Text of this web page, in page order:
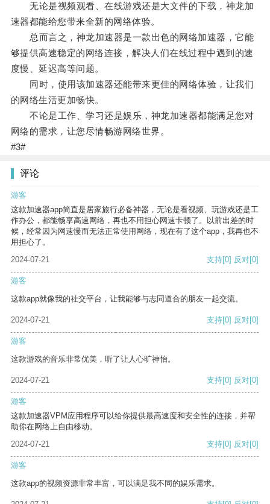
无论是视频观看、在线游戏还是大文件的下载，神龙加
速器都能给您带来全新的网络体验。
总而言之，神龙加速器是一款出色的网络加速器，它能
够提供高速稳定的网络连接，解决人们在线过程中遇到的速
度慢、延迟高等问题。
同时，使用该加速器还能带来更佳的网络体验，让我们
的网络生活更加畅快。
不论是工作、学习还是娱乐，神龙加速器都能满足您对
网络的需求，让您尽情畅游网络世界。
#3#
评论
游客
这款加速器app简直是居家旅行必备神器，无论是看视频、玩游戏还是工
作办公，都能畅享高速网络，再也不用担心网速卡顿了。以前出差的时
候，经常因为网速慢而无法正常使用网络，现在有了这个app，我再也不
用担心了。
2024-07-21
支持[0] 反对[0]
游客
这款app就像我的社交平台，让我能够与志同道合的朋友一起交流。
2024-07-21 支持[0] 反对[0]
游客
这款游戏的音乐非常优美，听了让人心旷神怡。
2024-07-21 支持[0] 反对[0]
游客
这款加速器VPM应用程序可以给你提供最高速度和安全性的连接，并帮
助你在网络上自由移动。
2024-07-21
支持[0] 反对[0]
游客
这款app的视频资源非常丰富，可以满足我不同的娱乐需求。